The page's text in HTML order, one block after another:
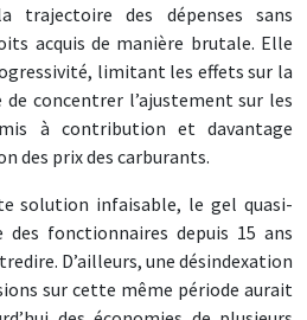
trajectoire des dépenses sans
acquis de manière brutale. Elle
limitant les effets sur la
concentrer l’ajustement sur les
à contribution et davantage
des prix des carburants.
solution infaisable, le gel quasi-
des fonctionnaires depuis 15 ans
D’ailleurs, une désindexation
sur cette même période aurait